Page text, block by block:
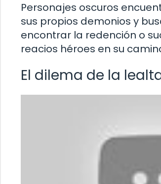
Personajes oscuros
sus propios demonios y
encontrar la redención o
reacios héroes en su
El dilema de la